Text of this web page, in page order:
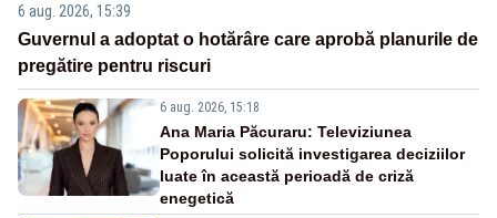
6 aug. 2026, 15:39
Guvernul a adoptat o hotărâre care aprobă planurile de
pregătire pentru riscuri
6 aug. 2026, 15:18
Ana Maria Păcuraru: Televiziunea
Poporului solicită investigarea deciziilor
luate în această perioadă de criză
enegetică